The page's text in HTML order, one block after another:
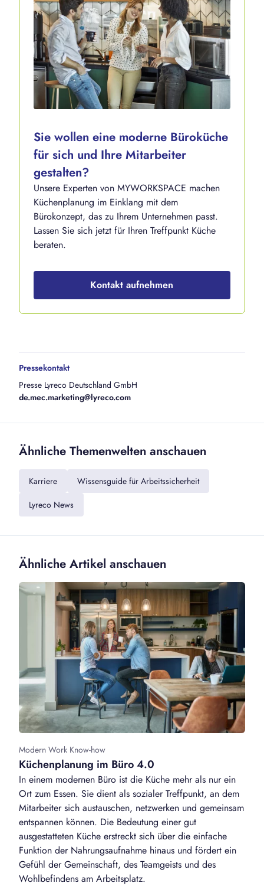
Sie wollen eine moderne Büroküche
für sich und Ihre Mitarbeiter
gestalten?
Unsere Experten von MYWORKSPACE machen
Küchenplanung im Einklang mit dem
Bürokonzept, das zu Ihrem Unternehmen passt.
Lassen Sie sich jetzt für Ihren Treffpunkt Küche
beraten.
Kontakt aufnehmen
Pressekontakt
Presse Lyreco Deutschland GmbH
de.mec.marketing@lyreco.com
Ähnliche Themenwelten anschauen
Karriere
Wissensguide für Arbeitssicherheit
Lyreco News
Ähnliche Artikel anschauen
Modern Work Know-how
Küchenplanung im Büro 4.0
In einem modernen Büro ist die Küche mehr als nur ein
Ort zum Essen. Sie dient als sozialer Treffpunkt, an dem
Mitarbeiter sich austauschen, netzwerken und gemeinsam
entspannen können. Die Bedeutung einer gut
ausgestatteten Küche erstreckt sich über die einfache
Funktion der Nahrungsaufnahme hinaus und fördert ein
Gefühl der Gemeinschaft, des Teamgeists und des
Wohlbefindens am Arbeitsplatz.